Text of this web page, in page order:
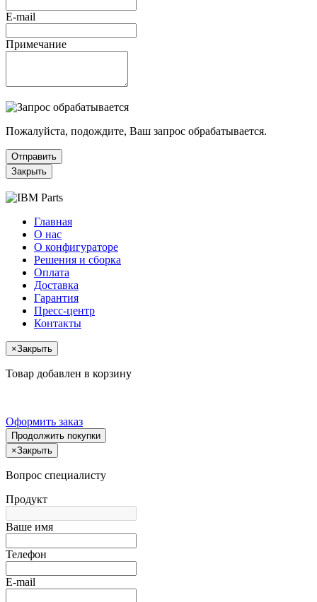
E-mail
Примечание
Пожалуйста, подождите, Ваш запрос обрабатывается.
Отправить
Закрыть
Главная
О нас
О конфигураторе
Решения и сборка
Оплата
Доставка
Гарантия
Пресс-центр
Контакты
×Закрыть
Товар добавлен в корзину
Оформить заказ
Продолжить покупки
×Закрыть
Вопрос специалисту
Продукт
Ваше имя
Телефон
E-mail